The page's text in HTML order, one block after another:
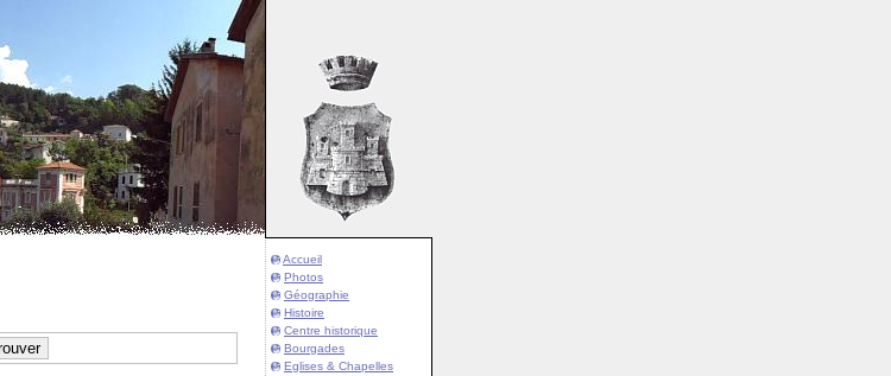
Accueil
Photos
Géographie
Histoire
Centre historique
Bourgades
Eglises & Chapelles